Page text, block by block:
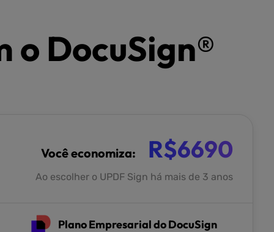
o DocuSign®
Você economiza: R$6690
Ao escolher o UPDF Sign há mais de 3 anos
Plano Empresarial do DocuSign